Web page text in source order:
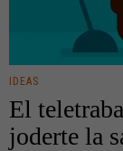
IDEAS
El
joderte la